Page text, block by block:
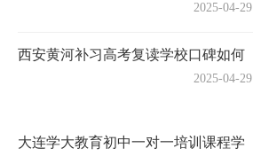
2025-04-29
西安黄河补习高考复读学校口碑如何
2025-04-29
大连学大教育初中一对一培训课程学